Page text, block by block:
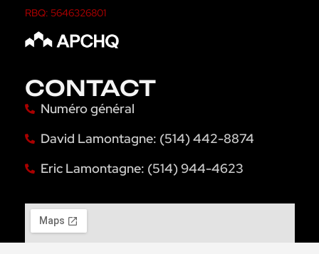
RBQ: 5646326801
CONTACT
Numéro général
David Lamontagne: (514) 442-8874
Eric Lamontagne: (514) 944-4623